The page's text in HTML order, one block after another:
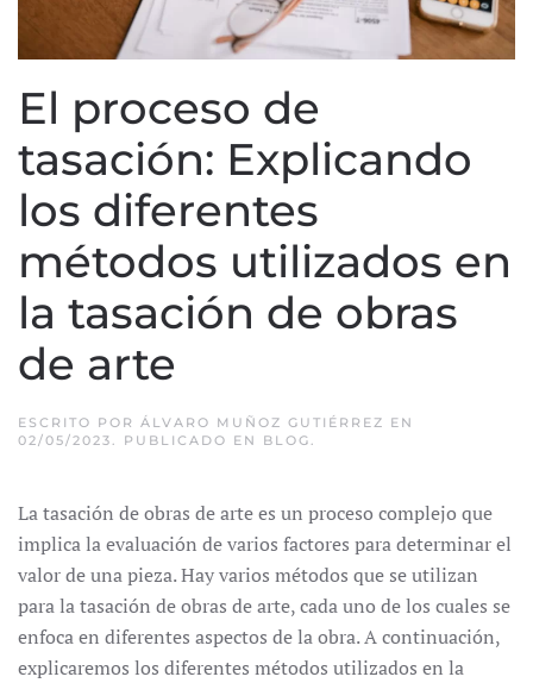
El proceso de
tasación: Explicando
los diferentes
métodos utilizados en
la tasación de obras
de arte
ESCRITO POR ÁLVARO MUÑOZ GUTIÉRREZ EN
02/05/2023. PUBLICADO EN BLOG.
La tasación de obras de arte es un proceso complejo que
implica la evaluación de varios factores para determinar el
valor de una pieza. Hay varios métodos que se utilizan
para la tasación de obras de arte, cada uno de los cuales se
enfoca en diferentes aspectos de la obra. A continuación,
explicaremos los diferentes métodos utilizados en la